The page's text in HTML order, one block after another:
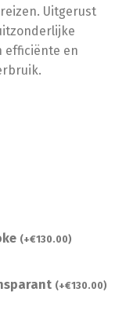
Uitgerust
efficiënte en
(+€130.00)
(+€130.00)